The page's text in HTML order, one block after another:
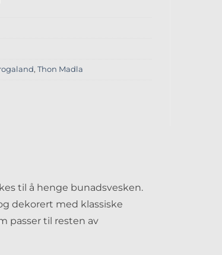
, Thon Madla
til å henge bunadsvesken.
dekorert med klassiske
passer til resten av